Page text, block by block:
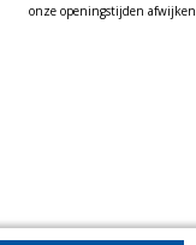
onze openingstijden afwijken.